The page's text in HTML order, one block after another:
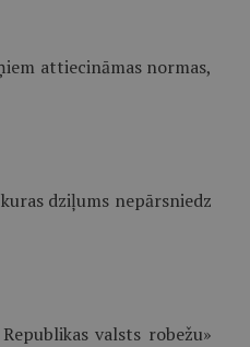
attiecināmas normas,
dziļums nepārsniedz
valsts robežu»